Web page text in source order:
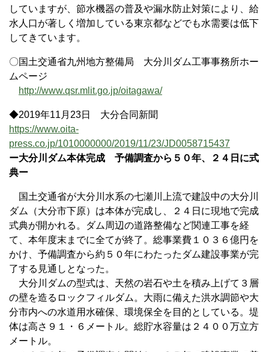
していますが、節水機器の普及や漏水防止対策により、給
水人口が著しく増加している東京都などでも水需要は低下
してきています。
〇国土交通省九州地方整備局 大分川ダム工事事務所ホー
ムページ
http://www.qsr.mlit.go.jp/oitagawa/
◆2019年11月23日 大分合同新聞
https://www.oita-
press.co.jp/1010000000/2019/11/23/JD0058715437
ー大分川ダム本体完成 予備調査から５０年、２４日に式
典ー
国土交通省が大分川水系の七瀬川上流で建設中の大分川
ダム（大分市下原）は本体が完成し、２４日に現地で完成
式典が開かれる。ダム周辺の道路整備など関連工事を経
て、本年度末までに全てが終了。総事業費１０３６億円を
かけ、予備調査から約５０年にわたったダム建設事業が完
了する見通しとなった。
大分川ダムの型式は、天然の岩石や土を積み上げて３層
の壁を造るロックフィルダム。大雨に備えた洪水調節や大
分市内への水道用水確保、環境保全を目的としている。堤
体は高さ９１・６メートル。総貯水容量は２４００万立方
メートル。